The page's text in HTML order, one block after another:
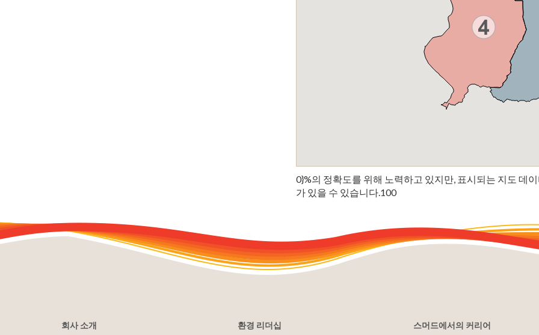
0}%의 정확도를 위해 노력하고 있지만, 표시되는 지도 데
가 있을 수 있습니다.100
회사 소개
환경 리더십
스머드에서의 커리어